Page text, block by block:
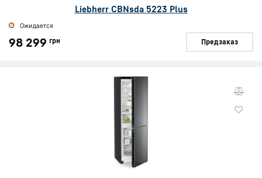
Liebherr CBNsda 5223 Plus
Ожидается
98 299 грн Предзаказ